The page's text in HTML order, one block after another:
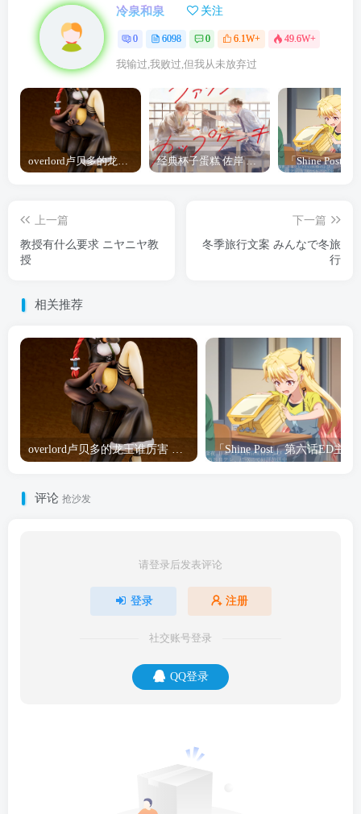
冷泉和泉 关注
0 6098 0 6.1W+ 49.6W+
我输过,我败过,但我从未放弃过
经典杯子蛋糕 佐岸 漫画「经典杯子蛋糕」宣布真人日剧化
上一篇
教授有什么要求 ニヤニヤ教
授
下一篇
冬季旅行文案 みんなで冬旅
行
相关推荐
评论 抢沙发
请登录后发表评论
登录 注册
社交账号登录
QQ登录